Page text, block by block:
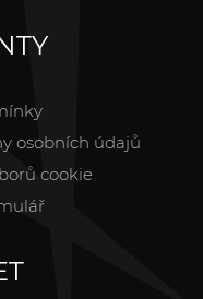
osobních údajů
cookie